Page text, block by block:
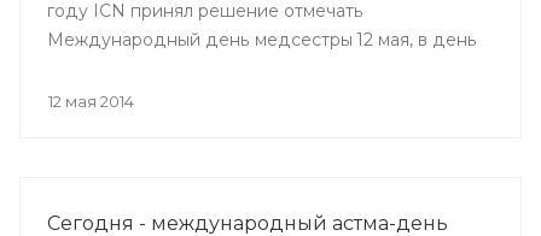
году ICN принял решение отмечать
Международный день медсестры 12 мая, в день
основательниц службы сестёр милосердия
12 мая 2014
Сегодня - международный астма-день